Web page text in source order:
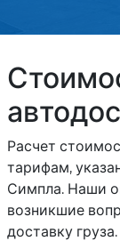
Расчет
тарифам,
Симпла. Наши
возникшие
доставку груза.